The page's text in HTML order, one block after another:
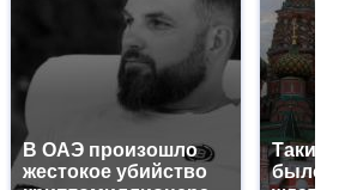
В ОАЭ произошло
жестокое убийство
Таких
было с